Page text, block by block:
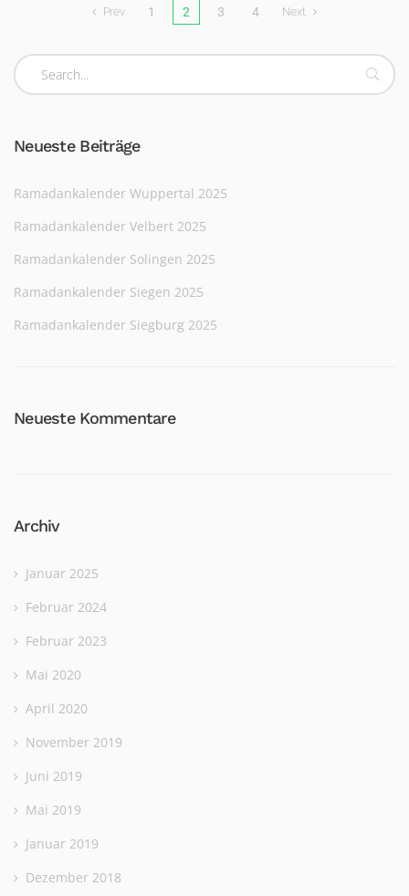
Prev 1 2 3 4 Next
Neueste Beiträge
Ramadankalender Wuppertal 2025
Ramadankalender Velbert 2025
Ramadankalender Solingen 2025
Ramadankalender Siegen 2025
Ramadankalender Siegburg 2025
Neueste Kommentare
Archiv
Januar 2025
Februar 2024
Februar 2023
Mai 2020
April 2020
November 2019
Juni 2019
Mai 2019
Januar 2019
Dezember 2018